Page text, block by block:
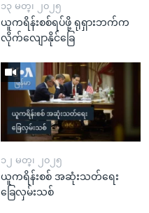
၁၃ မတ္၊ ၂၀၂၅
ယူကရိန်းစစ်ရပ်ဖို့ ရုရှားဘက်က
လိုက်လျောနိုင်ခြေ
၁၂ မတ္၊ ၂၀၂၅
ယူကရိန်းစစ် အဆုံးသတ်ရေး
ခြေလှမ်းသစ်